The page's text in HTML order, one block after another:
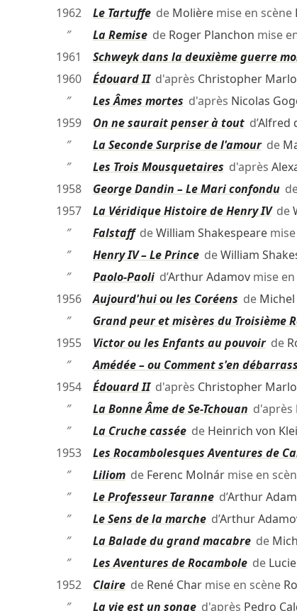
1962
Le Tartuffede Molièremise en scène
″
La Remisede Roger Planchon mise
1961
Schweyk dans la deuxième guerre
1960
Édouard IId'après Christopher
″
Les Âmes mortes d'après Nicolas
1959
On ne saurait penser à toutd’Alfred
″
La Seconde Surprise de l'amourde
″
Les Trois Mousquetaires d'après
1958
George Dandin – Le Mari confondu
1957
La Véridique Histoire de Henry IVde
″
FalstaffdeWilliam Shakespearemise
″
Henry IV – Le PrincedeWilliam
″
Paolo-Paolid’Arthur Adamovmise en
1956
Aujourd'hui ou les Coréens de
″
Grand peur et misères du Troisième
1955
Victor ou les Enfants au pouvoirde
″
Amédée – ou Comment s'en
1954
Édouard IId'après Christopher
″
La Bonne Âme de Se-Tchouan d'après
″
La Cruche casséede Heinrich von
1953
Les Rocambolesques Aventures de
″
Liliomde Ferenc Molnármise en
″
Le Professeur Taranned’Arthur
″
Le Sens de la marched’Arthur
″
La Balade du grand macabrede
″
Les Aventures de Rocambolede
1952
Clairede René Charmise en scène
″
La vie est un songed'après Pedro